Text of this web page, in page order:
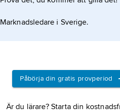
Marknadsledare i Sverige.
Påbörja din gratis provperiod
Är du lärare? Starta din